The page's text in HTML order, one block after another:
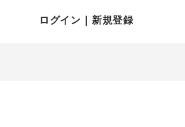
ログイン｜新規登録